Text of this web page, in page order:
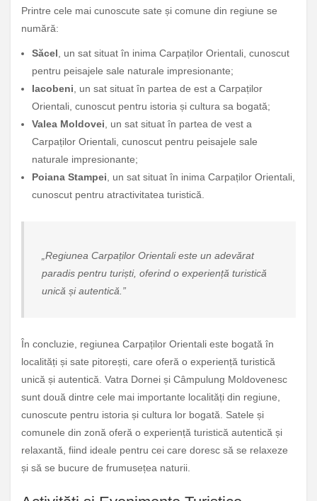
Printre cele mai cunoscute sate și comune din regiune se
numără:
Săcel , un sat situat în inima Carpaților Orientali, cunoscut
pentru peisajele sale naturale impresionante;
Iacobeni , un sat situat în partea de est a Carpaților
Orientali, cunoscut pentru istoria și cultura sa bogată;
Valea Moldovei , un sat situat în partea de vest a
Carpaților Orientali, cunoscut pentru peisajele sale
naturale impresionante;
Poiana Stampei , un sat situat în inima Carpaților Orientali,
cunoscut pentru atractivitatea turistică.
„Regiunea Carpaților Orientali este un adevărat
paradis pentru turiști, oferind o experiență turistică
unică și autentică.”
În concluzie, regiunea Carpaților Orientali este bogată în
localități și sate pitorești, care oferă o experiență turistică
unică și autentică. Vatra Dornei și Câmpulung Moldovenesc
sunt două dintre cele mai importante localități din regiune,
cunoscute pentru istoria și cultura lor bogată. Satele și
comunele din zonă oferă o experiență turistică autentică și
relaxantă, fiind ideale pentru cei care doresc să se relaxeze
și să se bucure de frumusețea naturii.